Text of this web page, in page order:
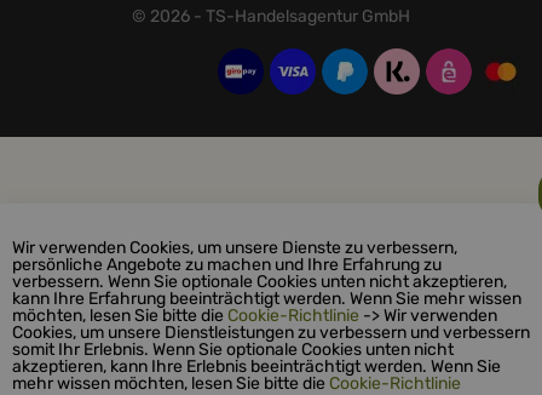
© 2026 - TS-Handelsagentur GmbH
Wir verwenden Cookies, um unsere Dienste zu verbessern,
persönliche Angebote zu machen und Ihre Erfahrung zu
verbessern. Wenn Sie optionale Cookies unten nicht akzeptieren,
kann Ihre Erfahrung beeinträchtigt werden. Wenn Sie mehr wissen
möchten, lesen Sie bitte die Cookie-Richtlinie -> Wir verwenden
Cookies, um unsere Dienstleistungen zu verbessern und verbessern
somit Ihr Erlebnis. Wenn Sie optionale Cookies unten nicht
akzeptieren, kann Ihre Erlebnis beeinträchtigt werden. Wenn Sie
mehr wissen möchten, lesen Sie bitte die Cookie-Richtlinie